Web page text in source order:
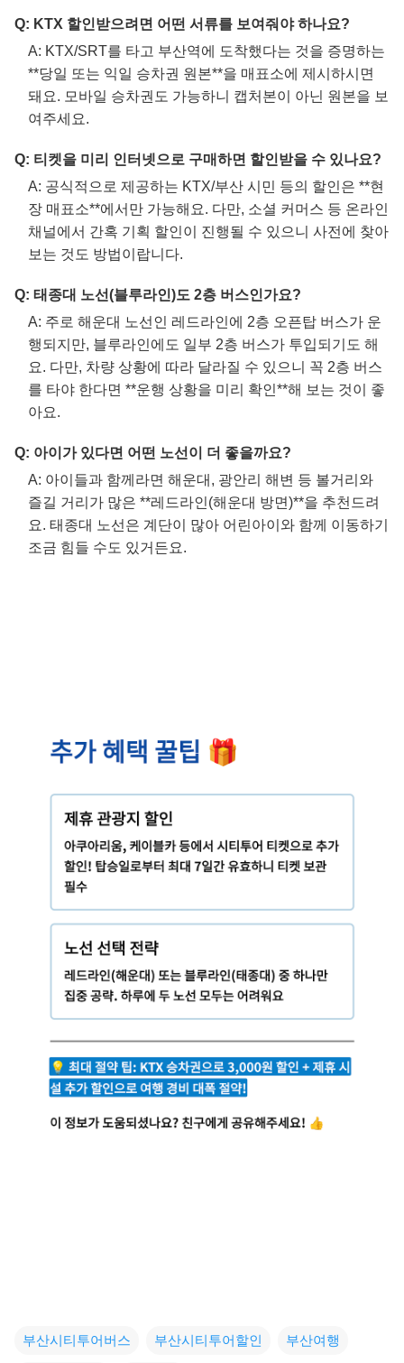
Q: KTX 할인받으려면 어떤 서류를 보여줘야 하나요?
A: KTX/SRT를 타고 부산역에 도착했다는 것을 증명하는
**당일 또는 익일 승차권 원본**을 매표소에 제시하시면
돼요. 모바일 승차권도 가능하니 캡처본이 아닌 원본을 보
여주세요.
Q: 티켓을 미리 인터넷으로 구매하면 할인받을 수 있나요?
A: 공식적으로 제공하는 KTX/부산 시민 등의 할인은 **현
장 매표소**에서만 가능해요. 다만, 소셜 커머스 등 온라인
채널에서 간혹 기획 할인이 진행될 수 있으니 사전에 찾아
보는 것도 방법이랍니다.
Q: 태종대 노선(블루라인)도 2층 버스인가요?
A: 주로 해운대 노선인 레드라인에 2층 오픈탑 버스가 운
행되지만, 블루라인에도 일부 2층 버스가 투입되기도 해
요. 다만, 차량 상황에 따라 달라질 수 있으니 꼭 2층 버스
를 타야 한다면 **운행 상황을 미리 확인**해 보는 것이 좋
아요.
Q: 아이가 있다면 어떤 노선이 더 좋을까요?
A: 아이들과 함께라면 해운대, 광안리 해변 등 볼거리와
즐길 거리가 많은 **레드라인(해운대 방면)**을 추천드려
요. 태종대 노선은 계단이 많아 어린아이와 함께 이동하기
조금 힘들 수도 있거든요.
부산시티투어버스 부산시티투어할인 부산여행